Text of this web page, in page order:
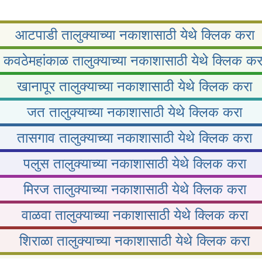
आटपाडी तालुक्याच्या नकाशासाठी येथे क्लिक करा
कवठेमहांकाळ तालुक्याच्या नकाशासाठी येथे क्लिक
खानापूर तालुक्याच्या नकाशासाठी येथे क्लिक करा
जत तालुक्याच्या नकाशासाठी येथे क्लिक करा
तासगाव तालुक्याच्या नकाशासाठी येथे क्लिक करा
पलुस तालुक्याच्या नकाशासाठी येथे क्लिक करा
मिरज तालुक्याच्या नकाशासाठी येथे क्लिक करा
वाळवा तालुक्याच्या नकाशासाठी येथे क्लिक करा
शिराळा तालुक्याच्या नकाशासाठी येथे क्लिक करा